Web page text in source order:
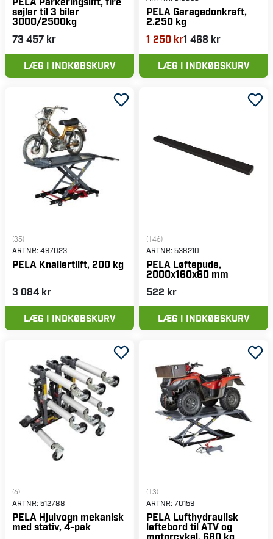
søjler til 3 biler
3000/2500kg
73 457 kr
LÆG I INDKØBSKURV
PELA Garagedonkraft,
2.250 kg
1 250 kr1 468 kr
LÆG I INDKØBSKURV
(35)
ARTNR: 497023
PELA Knallertlift, 200 kg
3 084 kr
LÆG I INDKØBSKURV
(146)
ARTNR: 538210
PELA Løftepude,
2000x160x60 mm
522 kr
LÆG I INDKØBSKURV
(6)
ARTNR: 512788
PELA Hjulvogn mekanisk
med stativ, 4-pak
(13)
ARTNR: 70159
PELA Lufthydraulisk
løftebord til ATV og
motorcykel, 680 kg